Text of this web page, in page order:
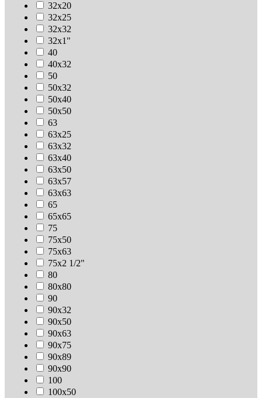
32х20
32х25
32х32
32х1"
40
40х32
50
50х32
50х40
50х50
63
63х25
63х32
63х40
63х50
63х57
63х63
65
65х65
75
75х50
75х63
75х2 1/2"
80
80х80
90
90х32
90х50
90х63
90х75
90х89
90х90
100
100х50